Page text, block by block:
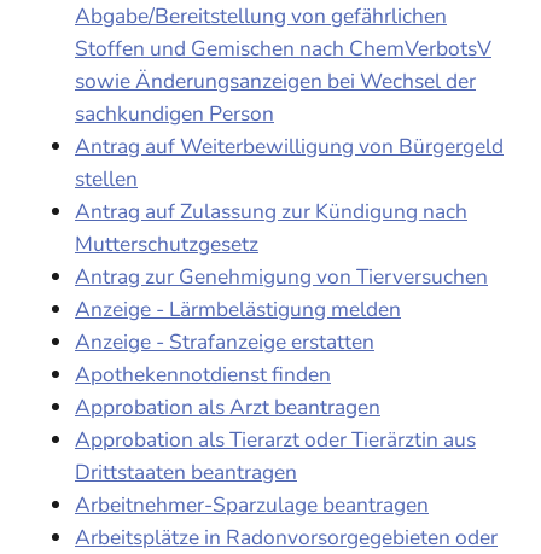
Abgabe/Bereitstellung von gefährlichen
Stoffen und Gemischen nach ChemVerbotsV
sowie Änderungsanzeigen bei Wechsel der
sachkundigen Person
Antrag auf Weiterbewilligung von Bürgergeld
stellen
Antrag auf Zulassung zur Kündigung nach
Mutterschutzgesetz
Antrag zur Genehmigung von Tierversuchen
Anzeige - Lärmbelästigung melden
Anzeige - Strafanzeige erstatten
Apothekennotdienst finden
Approbation als Arzt beantragen
Approbation als Tierarzt oder Tierärztin aus
Drittstaaten beantragen
Arbeitnehmer-Sparzulage beantragen
Arbeitsplätze in Radonvorsorgegebieten oder